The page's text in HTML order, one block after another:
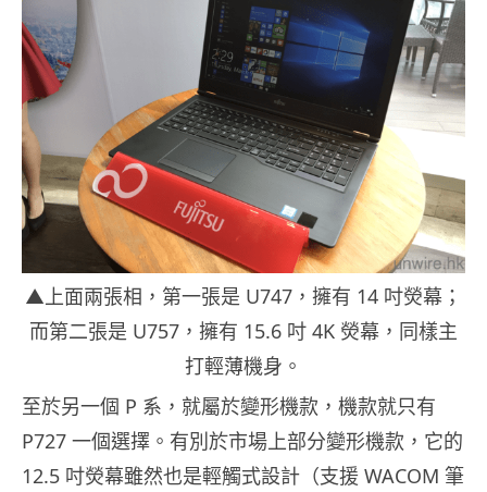
▲上面兩張相，第一張是 U747，擁有 14 吋熒幕；
而第二張是 U757，擁有 15.6 吋 4K 熒幕，同樣主
打輕薄機身。
至於另一個 P 系，就屬於變形機款，機款就只有
P727 一個選擇。有別於市場上部分變形機款，它的
12.5 吋熒幕雖然也是輕觸式設計（支援 WACOM 筆